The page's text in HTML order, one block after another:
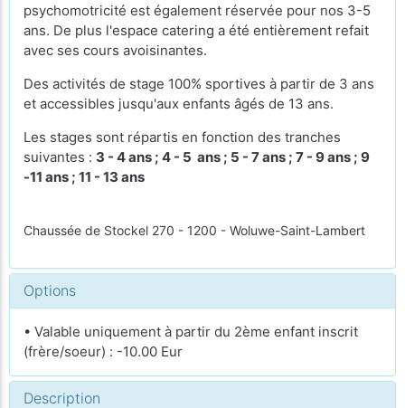
psychomotricité est également réservée pour nos 3-5
ans. De plus l'espace catering a été entièrement refait
avec ses cours avoisinantes.
Des activités de stage 100% sportives à partir de 3 ans
et accessibles jusqu'aux enfants âgés de 13 ans.
Les stages sont répartis en fonction des tranches
suivantes : 3 - 4 ans ; 4 - 5 ans ; 5 - 7 ans ; 7 - 9 ans ; 9
-11 ans ; 11 - 13 ans
Chaussée de Stockel 270 - 1200 - Woluwe-Saint-Lambert
Options
• Valable uniquement à partir du 2ème enfant inscrit
(frère/soeur) : -10.00 Eur
Description